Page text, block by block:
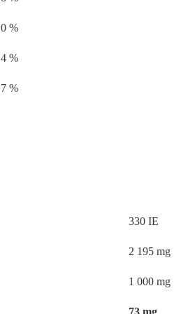
%
%
%
330 IE
2 195 mg
1 000 mg
73 mg